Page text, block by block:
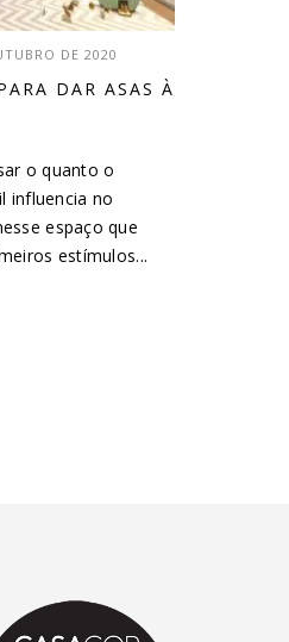
DE 2020
DAR ASAS À
o quanto o
influencia no
espaço que
estímulos...